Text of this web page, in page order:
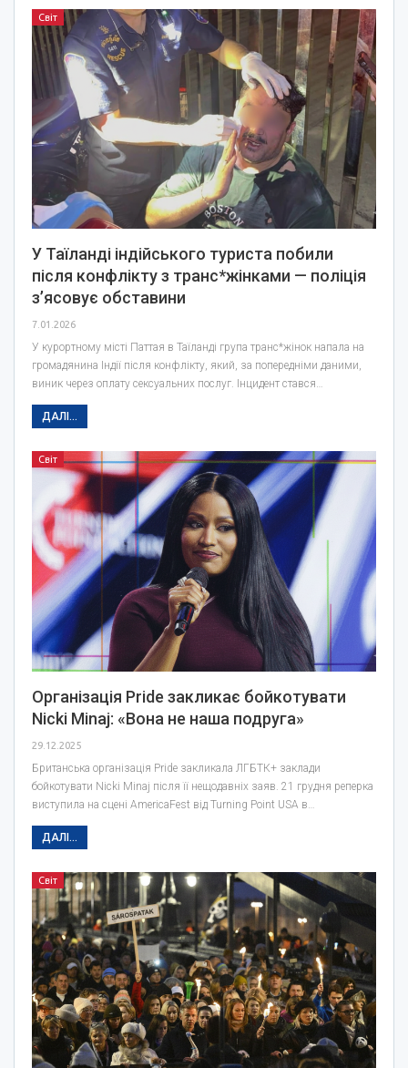
Світ
У Таїланді індійського туриста побили
після конфлікту з транс*жінками — поліція
з’ясовує обставини
7.01.2026
У курортному місті Паттая в Таїланді група транс*жінок напала на
громадянина Індії після конфлікту, який, за попередніми даними,
виник через оплату сексуальних послуг. Інцидент стався…
ДАЛІ...
Світ
Організація Pride закликає бойкотувати
Nicki Minaj: «Вона не наша подруга»
29.12.2025
Британська організація Pride закликала ЛГБТК+ заклади
бойкотувати Nicki Minaj після її нещодавніх заяв. 21 грудня реперка
виступила на сцені AmericaFest від Turning Point USA в…
ДАЛІ...
Світ